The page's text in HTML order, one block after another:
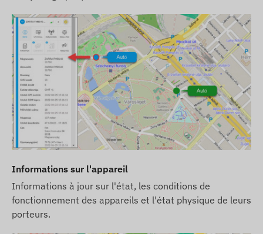
mise à jour de ces informations sur notre site Web
se fait après détection et évaluation de ces
modifications.
Informations sur l'appareil
Informations à jour sur l'état, les conditions de
fonctionnement des appareils et l'état physique de leurs
porteurs.